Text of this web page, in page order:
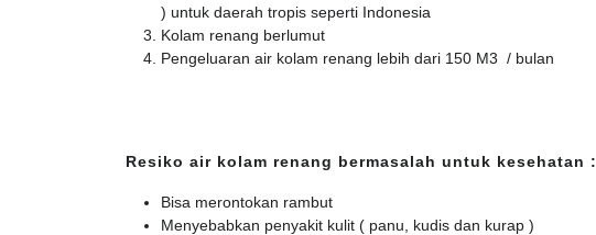
) untuk daerah tropis seperti Indonesia
Kolam renang berlumut
Pengeluaran air kolam renang lebih dari 150 M3 / bulan
Resiko air kolam renang bermasalah untuk kesehatan :
Bisa merontokan rambut
Menyebabkan penyakit kulit ( panu, kudis dan kurap )